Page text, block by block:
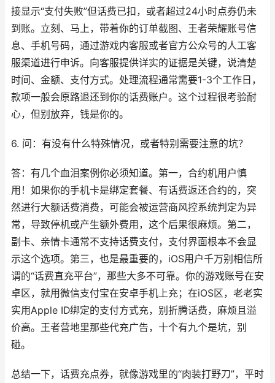
接显示“支付失败”但话费已扣，或者超过24小时点券仍未
到账。立刻、马上，带着你的订单截图、王者荣耀账号信
息、手机号码，通过游戏内客服或者官方公众号的人工客
服渠道进行申诉。向客服提供详实的证据是关键，说清楚
时间、金额、支付方式。处理流程通常需要1-3个工作日，
款项一般会原路退还到你的话费账户。这个过程很考验耐
心，但别放弃，钱是你的。
6. 问：有没有什么特殊情况，或者特别需要注意的坑？
答：有几个血泪案例你必须知道。第一，合约机用户慎
用！如果你的手机卡是绑定套餐、有话费返还合约的，突
然进行大额话费消费，可能会被运营商风控系统判定为异
常，导致停机或产生额外费用，这个后果很麻烦。第二，
副卡、亲情卡通常不支持话费支付，支付界面根本不会显
示这个选项。第三，也是最重要的，iOS用户千万别相信所
谓的“话费直充平台”，那些大多不可靠。你的游戏账号在安
卓区，就用微信支付宝在安卓手机上充；在iOS区，老老实
实用Apple ID绑定的支付方式充，别折腾话费，麻烦且溢
价高。王者营地里那些代充广告，十个有九个是坑，别
碰。
总结一下，话费充点券，就像游戏里的“肉装打野刀”，平时